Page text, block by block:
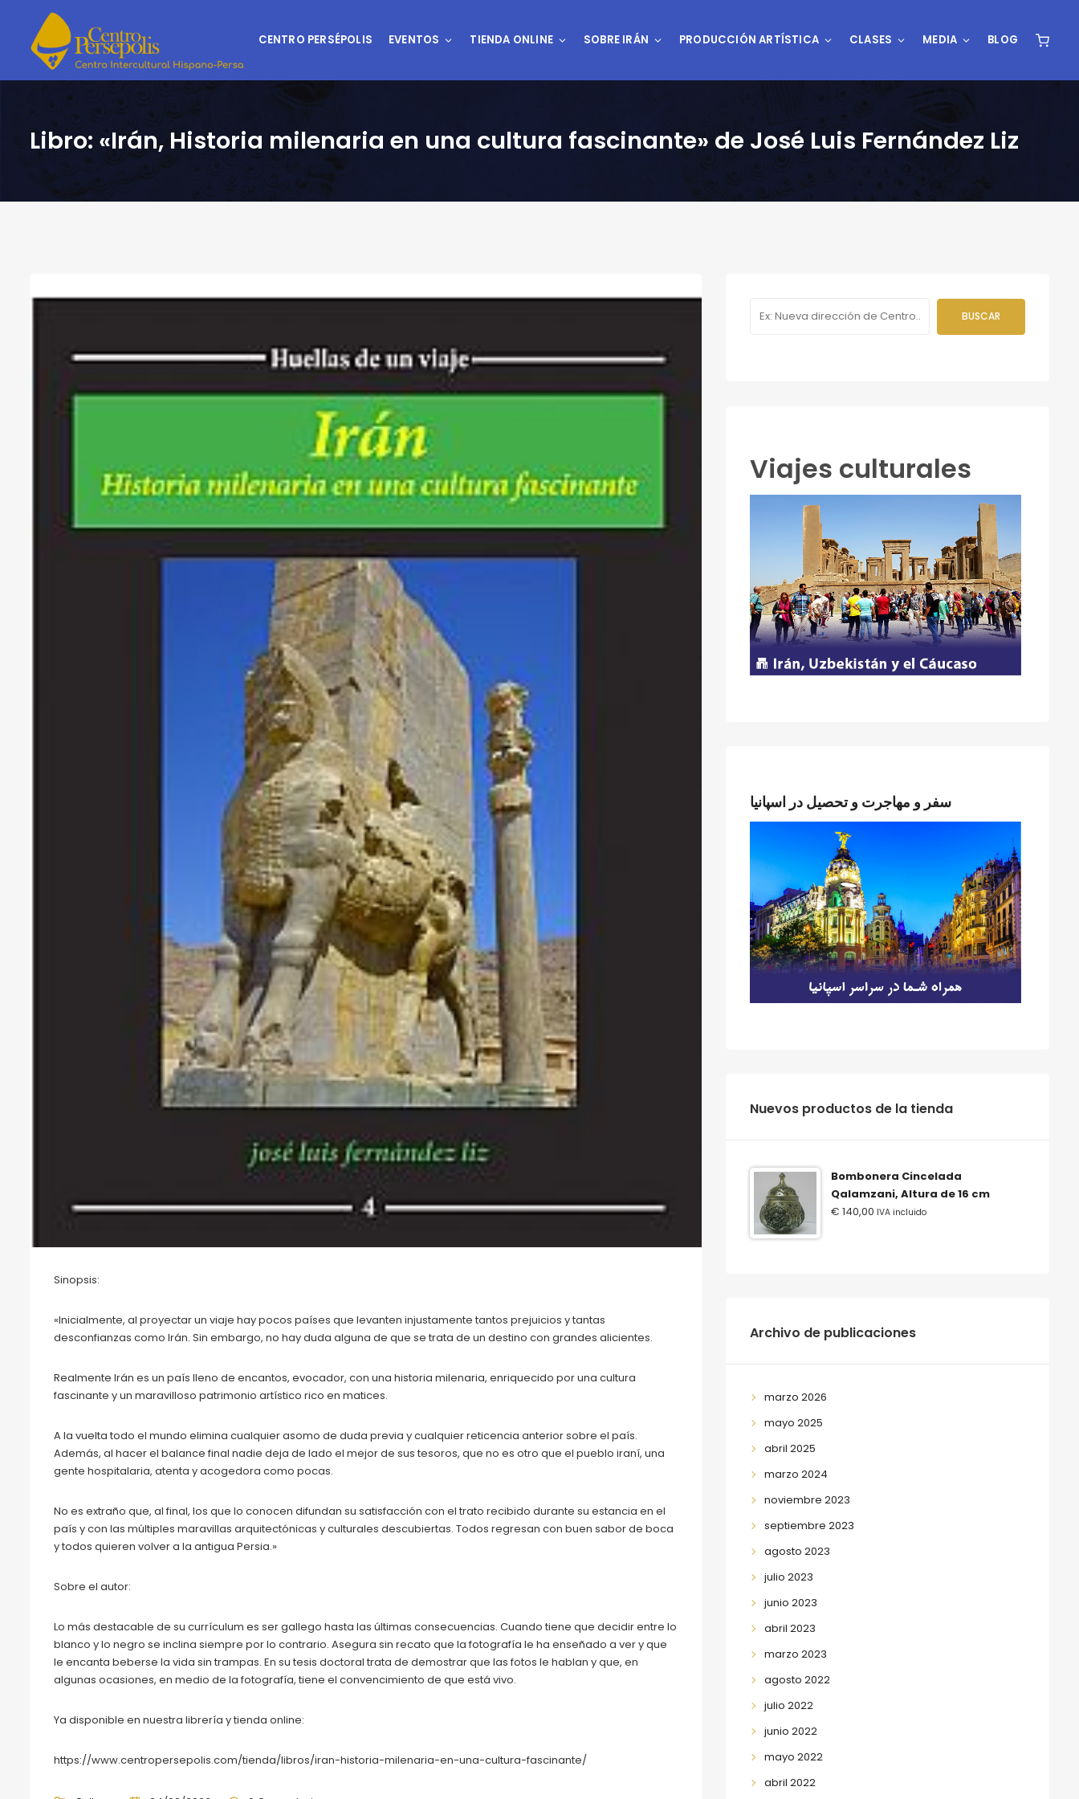
CENTRO PERSÉPOLIS EVENTOS TIENDA ONLINE SOBRE IRÁN PRODUCCIÓN ARTÍSTICA CLASES MEDIA BLOG
Libro: «Irán, Historia milenaria en una cultura fascinante» de José Luis Fernández Liz
Sinopsis:
«Inicialmente, al proyectar un viaje hay pocos países que levanten injustamente tantos prejuicios y tantas
desconfianzas como Irán. Sin embargo, no hay duda alguna de que se trata de un destino con grandes alicientes.
Realmente Irán es un país lleno de encantos, evocador, con una historia milenaria, enriquecido por una cultura
fascinante y un maravilloso patrimonio artístico rico en matices.
A la vuelta todo el mundo elimina cualquier asomo de duda previa y cualquier reticencia anterior sobre el país.
Además, al hacer el balance final nadie deja de lado el mejor de sus tesoros, que no es otro que el pueblo iraní, una
gente hospitalaria, atenta y acogedora como pocas.
No es extraño que, al final, los que lo conocen difundan su satisfacción con el trato recibido durante su estancia en el
país y con las múltiples maravillas arquitectónicas y culturales descubiertas. Todos regresan con buen sabor de boca
y todos quieren volver a la antigua Persia.»
Sobre el autor:
Lo más destacable de su currículum es ser gallego hasta las últimas consecuencias. Cuando tiene que decidir entre lo
blanco y lo negro se inclina siempre por lo contrario. Asegura sin recato que la fotografía le ha enseñado a ver y que
le encanta beberse la vida sin trampas. En su tesis doctoral trata de demostrar que las fotos le hablan y que, en
algunas ocasiones, en medio de la fotografía, tiene el convencimiento de que está vivo.
Ya disponible en nuestra librería y tienda online:
https://www.centropersepolis.com/tienda/libros/iran-historia-milenaria-en-una-cultura-fascinante/
Viajes culturales
سفر و مهاجرت و تحصیل در اسپانیا
‫‪Nuevos‬‬ ‫‪productos‬‬ ‫‪de‬‬ ‫‪la‬‬ ‫‪tienda‬‬
Bombonera Cincelada
Qalamzani, Altura de 16 cm
€ 140,00 IVA incluido
Archivo de publicaciones
marzo 2026
mayo 2025
abril 2025
marzo 2024
noviembre 2023
septiembre 2023
agosto 2023
julio 2023
junio 2023
abril 2023
marzo 2023
agosto 2022
julio 2022
junio 2022
mayo 2022
abril 2022